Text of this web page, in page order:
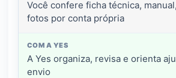
Você confere ficha técnica,
fotos por conta própria
A Yes organiza, revisa e orienta
envio